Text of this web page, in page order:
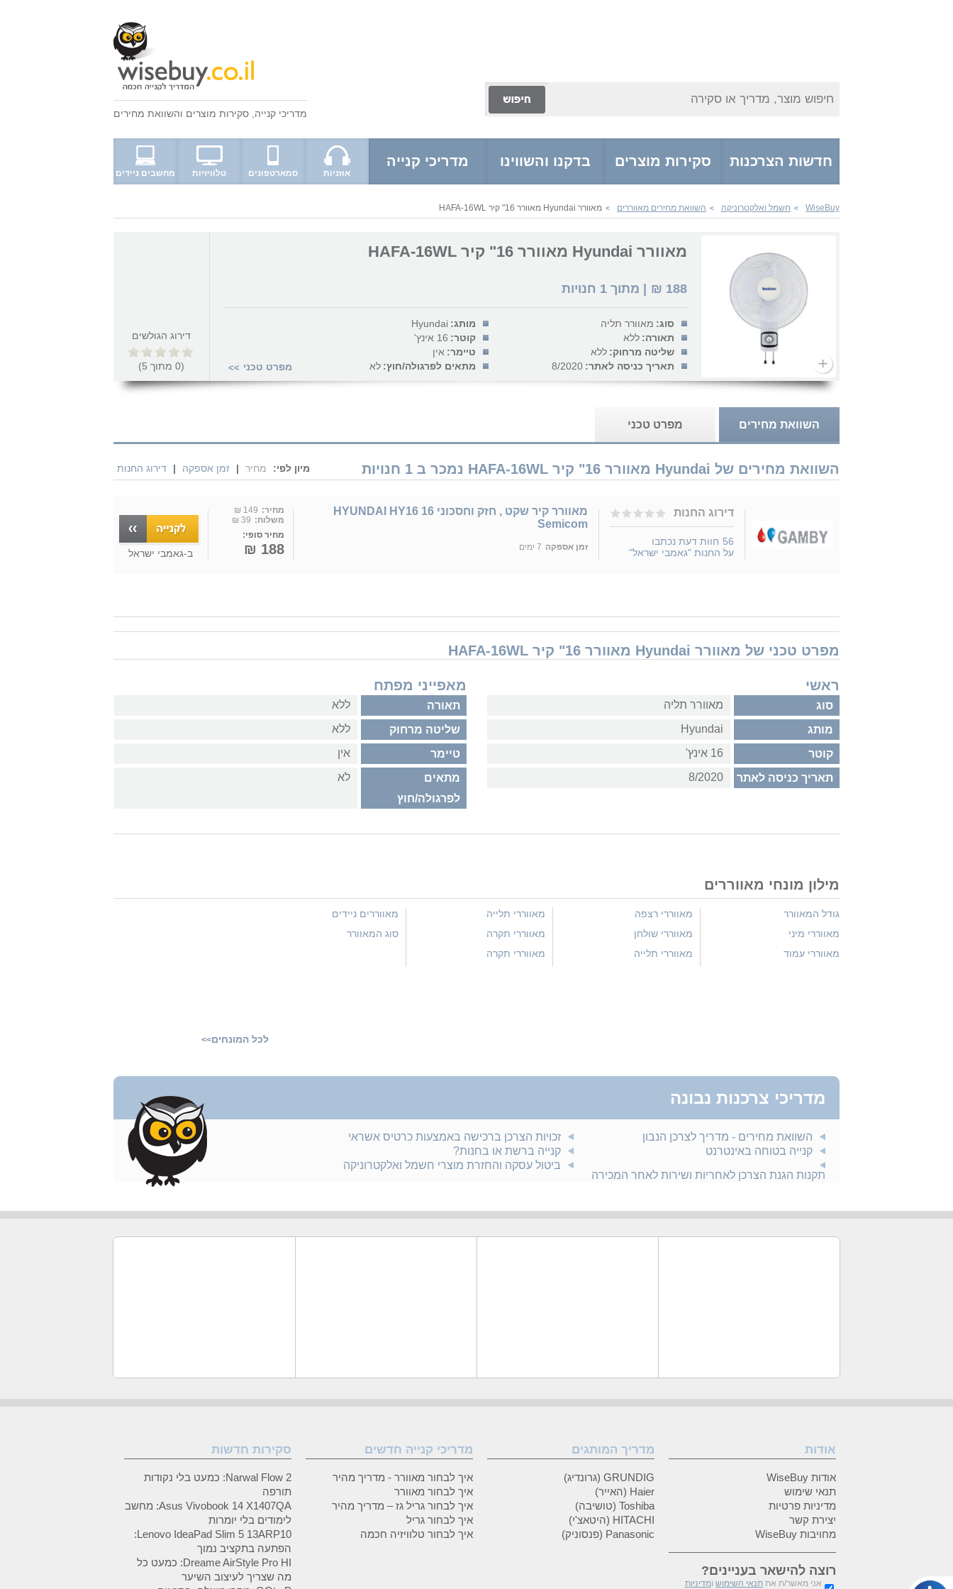
חיפוש מוצר, מדריך או סקירה
מדריכי קנייה סקירות מוצרים והשוואת מחירים
חדשות הצרכנות סקירות מוצרים בדקנו והשווינו מדריכי קנייה
אוזניות סמארטפונים טלוויזיות מחשבים ניידים
WiseBuy
> חשמל ואלקטרוניקה > השוואת מחירים מאווררים > מאוורר Hyundai מאוורר 16" קיר HAFA-16WL
מאוורר Hyundai מאוורר 16" קיר HAFA-16WL
188
₪ | מתוך 1 חנויות
סוג: מאוורר תליה מותג: Hyundai
תאורה: ללא קוטר: 16 אינץ'
שליטה מרחוק: ללא טיימר: אין
תאריך כניסה לאתר: 8/2020 מתאים לפרגולה/חוץ: לא מפרט טכני >>
דירוג הגולשים
(
0 מתוך 5
)
השוואת מחירים מפרט טכני
השוואת מחירים של Hyundai מאוורר 16" קיר HAFA-16WL נמכר ב 1 חנויות מיון לפי: מחיר | זמן אספקה | דירוג החנות
דירוג החנות
56 חוות דעת נכתבו
על החנות "גאמבי ישראל"
מאוורר קיר שקט , חזק וחסכוני 16 HYUNDAI HY16
Semicom
זמן אספקה 7 ימים
מחיר: 149 ₪
משלוח: 39 ₪
מחיר סופי:
188 ₪ ב-גאמבי ישראל
מפרט טכני של מאוורר Hyundai מאוורר 16" קיר HAFA-16WL
ראשי
סוג מאוורר תליה
מותג Hyundai
קוטר 16 אינץ'
תאריך כניסה לאתר 8/2020
מאפייני מפתח
תאורה ללא
שליטה מרחוק ללא
טיימר אין
מתאים
לפרגולה/חוץ
לא
מילון מונחי מאווררים
גודל המאוורר
מאווררי מיני
מאווררי עמוד
מאווררי רצפה
מאווררי שולחן
מאווררי תלייה
מאווררי תלייה
מאווררי תקרה
מאווררי תקרה
מאווררים ניידים
סוג המאוורר
לכל המונחים>>
מדריכי צרכנות נבונה
השוואת מחירים - מדריך לצרכן הנבון
קנייה בטוחה באינטרנט
תקנות הגנת הצרכן לאחריות ושירות לאחר המכירה
זכויות הצרכן ברכישה באמצעות כרטיס אשראי
קנייה ברשת או בחנות?
ביטול עסקה והחזרת מוצרי חשמל ואלקטרוניקה
אודות
אודות WiseBuy
תנאי שימוש
מדיניות פרטיות
יצירת קשר
מחויבות WiseBuy
רוצה להישאר בעניינים?
אני מאשר/ת את תנאי השימוש ומדיניות
מדריך המותגים
GRUNDIG (גרונדיג)
Haier (האייר)
Toshiba (טושיבה)
HITACHI (היטאצ'י)
Panasonic (פנסוניק)
מדריכי קנייה חדשים
איך לבחור מאוורר - מדריך מהיר
איך לבחור מאוורר
איך לבחור גריל גז – מדריך מהיר
איך לבחור גריל
איך לבחור טלוויזיה חכמה
סקירות חדשות
Narwal Flow 2: כמעט בלי נקודות
תורפה
Asus Vivobook 14 X1407QA: מחשב
לימודים בלי יומרות
Lenovo IdeaPad Slim 5 13ARP10:
הפתעה בתקציב נמוך
Dreame AirStyle Pro HI: כמעט כל
מה שצריך לעיצוב השיער